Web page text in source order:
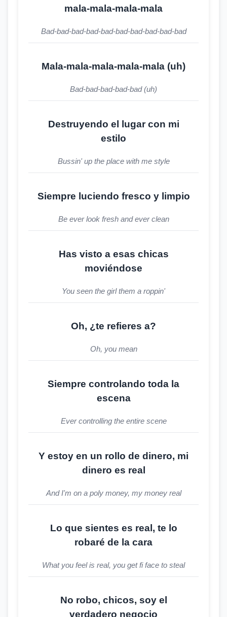
mala-mala-mala-mala
Bad-bad-bad-bad-bad-bad-bad-bad-bad-bad
Mala-mala-mala-mala-mala (uh)
Bad-bad-bad-bad-bad (uh)
Destruyendo el lugar con mi
estilo
Bussin' up the place with me style
Siempre luciendo fresco y limpio
Be ever look fresh and ever clean
Has visto a esas chicas
moviéndose
You seen the girl them a roppin'
Oh, ¿te refieres a?
Oh, you mean
Siempre controlando toda la
escena
Ever controlling the entire scene
Y estoy en un rollo de dinero, mi
dinero es real
And I'm on a poly money, my money real
Lo que sientes es real, te lo
robaré de la cara
What you feel is real, you get fi face to steal
No robo, chicos, soy el
verdadero negocio